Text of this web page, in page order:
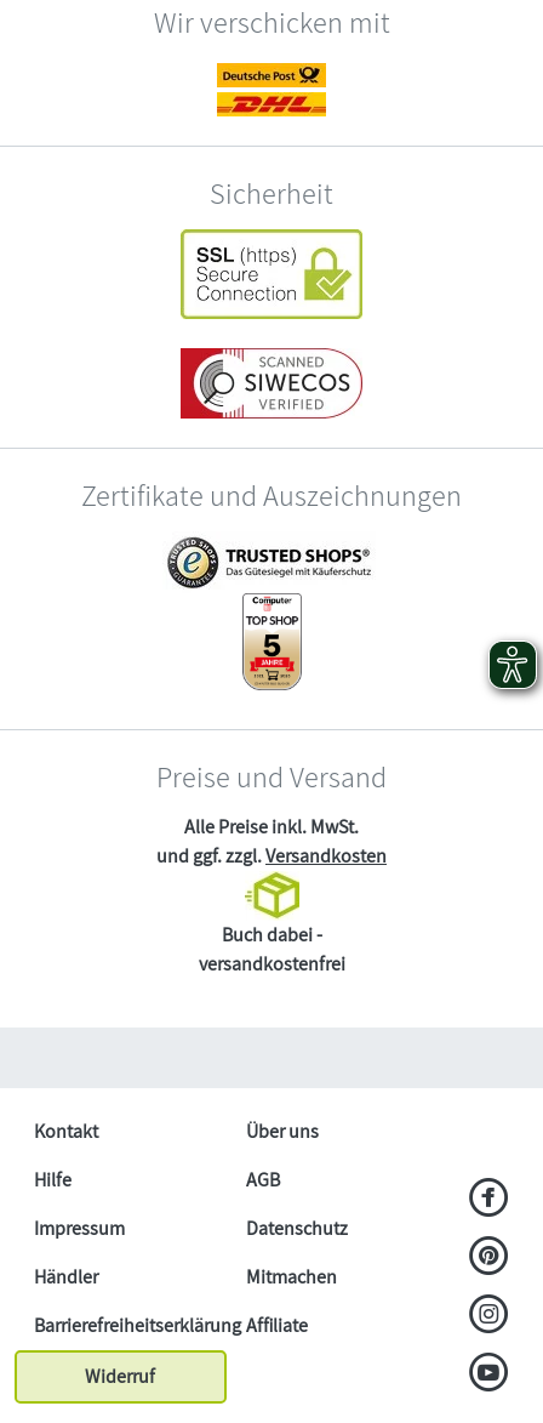
Wir verschicken mit
Sicherheit
Zertifikate und Auszeichnungen
Preise und Versand
Alle Preise inkl. MwSt.
und ggf. zzgl.Versandkosten
Buch dabei -
versandkostenfrei
Kontakt
Über uns
Hilfe
AGB
Impressum
Datenschutz
Händler
Mitmachen
BarrierefreiheitserklärungAffiliate
Widerruf